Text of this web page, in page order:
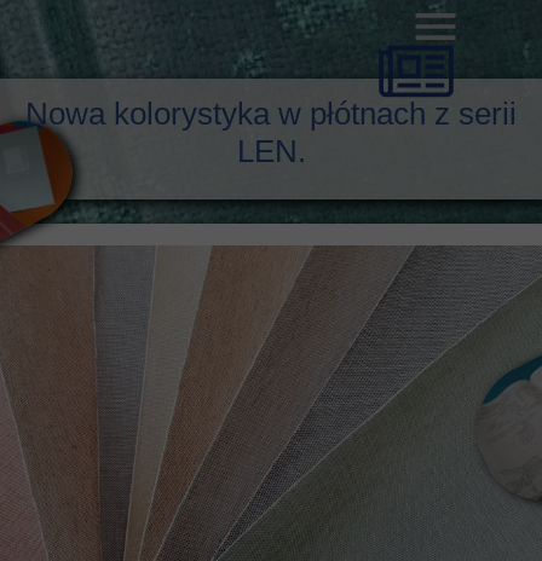
Nowa kolorystyka w płótnach z serii
LEN.